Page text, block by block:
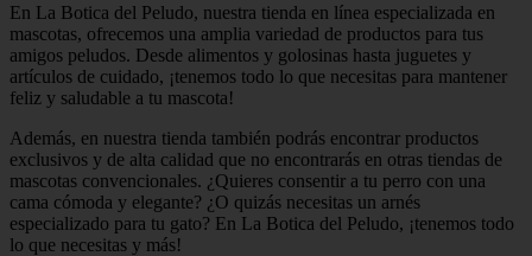
En La Botica del Peludo, nuestra tienda en línea especializada en
mascotas, ofrecemos una amplia variedad de productos para tus
amigos peludos. Desde alimentos y golosinas hasta juguetes y
artículos de cuidado, ¡tenemos todo lo que necesitas para mantener
feliz y saludable a tu mascota!
Además, en nuestra tienda también podrás encontrar productos
exclusivos y de alta calidad que no encontrarás en otras tiendas de
mascotas convencionales. ¿Quieres consentir a tu perro con una
cama cómoda y elegante? ¿O quizás necesitas un arnés
especializado para tu gato? En La Botica del Peludo, ¡tenemos todo
lo que necesitas y más!